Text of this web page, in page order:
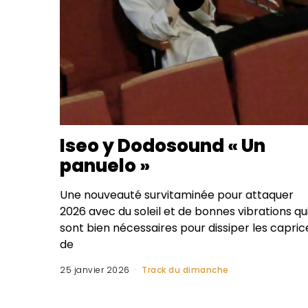
Iseo y Dodosound « Un
panuelo »
Une nouveauté survitaminée pour attaquer
2026 avec du soleil et de bonnes vibrations
sont bien nécessaires pour dissiper les
de
25 janvier 2026 Track du dimanche